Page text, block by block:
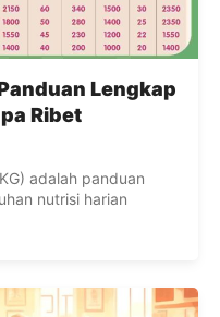
Lengkap
Ribet
adalah panduan
nutrisi harian